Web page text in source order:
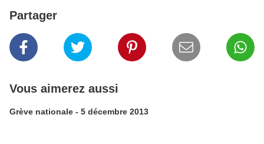
Partager
Vous aimerez aussi
Grève nationale - 5 décembre 2013